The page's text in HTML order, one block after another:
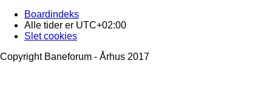
Boardindeks
Alle tider er UTC+02:00
Slet cookies
Copyright Baneforum - Århus 2017